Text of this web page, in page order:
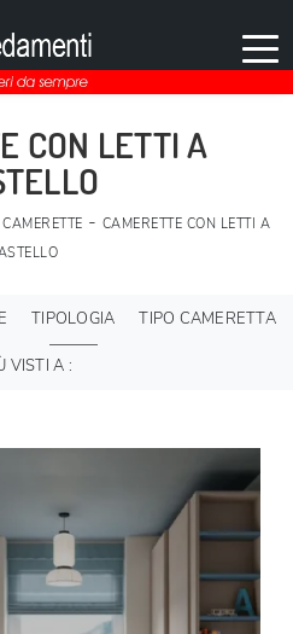
CON LETTI A
CAMERETTE - CAMERETTE CON LETTI A
TIPOLOGIA TIPO CAMERETTA
VISTI A :